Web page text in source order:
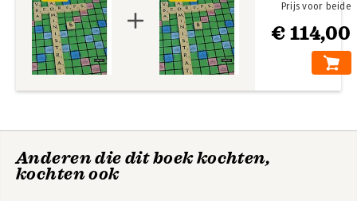
€ 114,00
Prijs voor beide
Anderen die dit boek kochten,
kochten ook